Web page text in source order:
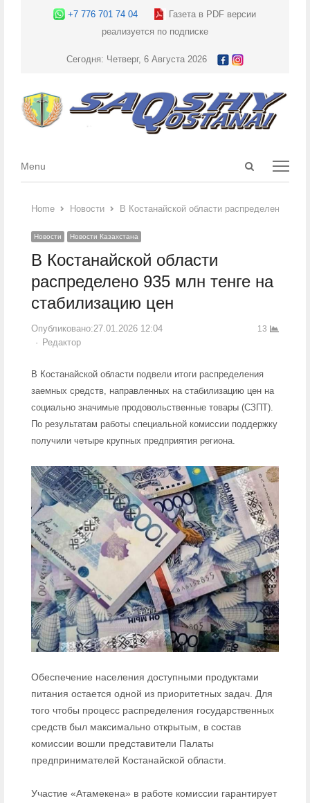
+7 776 701 74 04
Газета в PDF версии
реализуется по подписке
Сегодня: Четверг, 6 Августа 2026
Open
Menu
Menu
Home Новости В Костанайской области распределено 935
Новости Новости Казахстана
В Костанайской области
распределено 935 млн тенге на
стабилизацию цен
Опубликовано:27.01.2026 12:04
Author
Редактор
13
В Костанайской области подвели итоги распределения
заемных средств, направленных на стабилизацию цен на
социально значимые продовольственные товары (СЗПТ).
По результатам работы специальной комиссии поддержку
получили четыре крупных предприятия региона.
Обеспечение населения доступными продуктами
питания остается одной из приоритетных задач. Для
того чтобы процесс распределения государственных
средств был максимально открытым, в состав
комиссии вошли представители Палаты
предпринимателей Костанайской области.
Участие «Атамекена» в работе комиссии гарантирует